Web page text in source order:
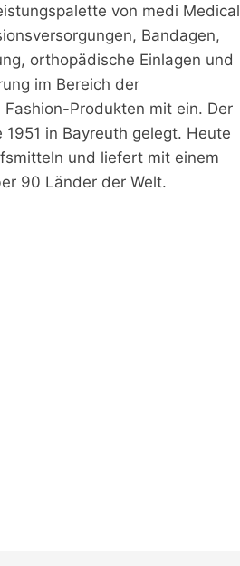
von medi Medical
Bandagen,
orthopädische Einlagen und
im Bereich der
Produkten mit ein. Der
in Bayreuth gelegt. Heute
und liefert mit einem
90 Länder der Welt.